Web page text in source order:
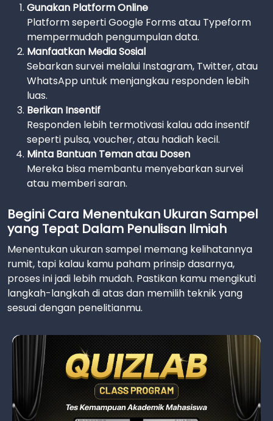
Gunakan Platform Online
Platform seperti Google Forms atau Typeform
mempermudah pengumpulan data.
Manfaatkan Media Sosial
Sebarkan survei melalui Instagram, Twitter, atau
WhatsApp untuk menjangkau responden lebih
luas.
Berikan Insentif
Responden lebih termotivasi kalau ada insentif
seperti pulsa, voucher, atau hadiah kecil.
Minta Bantuan Teman atau Dosen
Mereka bisa membantu menyebarkan survei
atau memberi saran.
Begini Cara Menentukan Ukuran Sampel
yang Tepat Dalam Penulisan Ilmiah
Menentukan ukuran sampel memang kelihatannya
rumit, tapi kalau kamu paham prinsip dasarnya,
proses ini jadi lebih mudah. Pastikan kamu mengikuti
langkah-langkah di atas dan memilih teknik yang
sesuai dengan penelitianmu.